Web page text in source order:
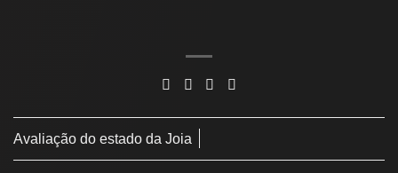
Avaliação do estado da Joia